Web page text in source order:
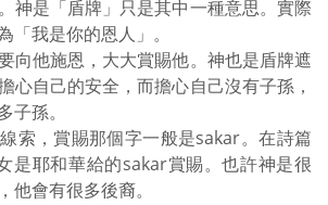
神是「盾牌」只是其中一種意思。實際
「我是你的恩人」。
向他施恩，大大賞賜他。神也是盾牌遮
心自己的安全，而擔心自己沒有子孫，
子孫。
索，賞賜那個字一般是sakar。在詩篇
是耶和華給的sakar賞賜。也許神是很
他會有很多後裔。